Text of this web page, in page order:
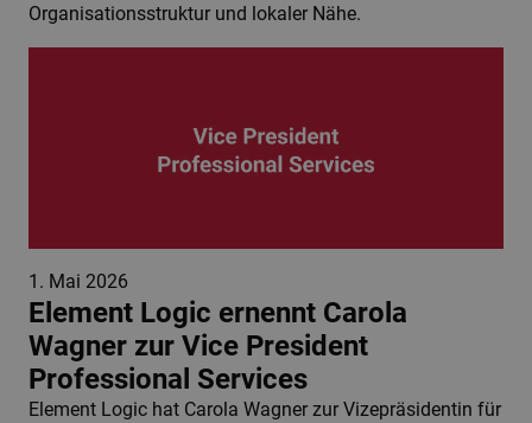
Organisationsstruktur und lokaler Nähe.
1. Mai 2026
Element Logic ernennt Carola
Wagner zur Vice President
Professional Services
Element Logic hat Carola Wagner zur Vizepräsidentin für